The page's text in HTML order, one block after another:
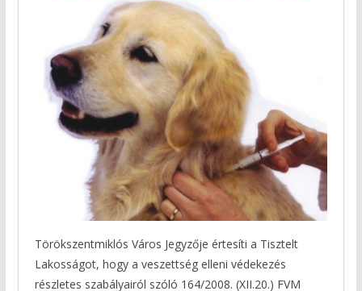
Törökszentmiklós Város Jegyzője értesíti a Tisztelt
Lakosságot, hogy a veszettség elleni védekezés
részletes szabályairól szóló 164/2008. (XII.20.) FVM